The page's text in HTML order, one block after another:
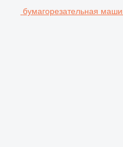
бумагорезательная